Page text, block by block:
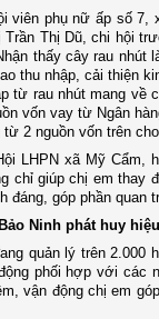
viên phụ nữ ấp số
Trần Thị Dũ, chi hội
thấy cây rau
thu nhập, cải thiện
từ rau nhút mang về
vốn vay từ Ngân
2 nguồn vốn trên
LHPN xã Mỹ Cẩm,
chỉ giúp chị em thay
đáng, góp phần quan
Ninh phát huy
quản lý trên
phối hợp với các
vận động chị em